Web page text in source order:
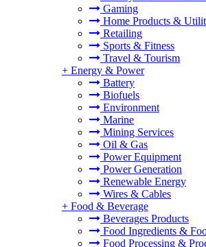
Gaming
Home Products &
Retailing
Sports & Fitness
Travel & Tourism
+ Energy & Power
Battery
Biofuels
Environment
Marine
Mining Services
Oil & Gas
Power Equipment
Power Generation
Renewable Energy
Wires & Cables
+ Food & Beverage
Beverages Products
Food Ingredients &
Food Processing &